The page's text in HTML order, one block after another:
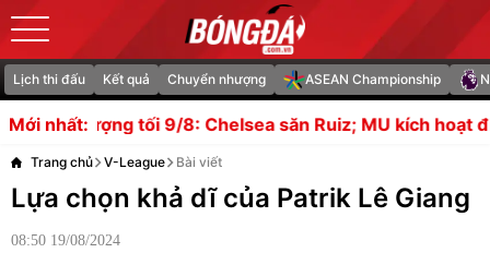
Lịch thi đấu Kết quả Chuyển nhượng ASEAN Championship
Mới nhất:
Chelsea săn Ruiz; MU kích hoạt điều khoản mua
Trang chủ V-League Bài viết
Lựa chọn khả dĩ của Patrik Lê Giang
08:50 19/08/2024